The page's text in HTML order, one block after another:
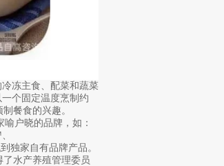
冻主食、配菜和蔬菜
个固定温度烹制约
餐食的兴趣。
户晓的品牌，如：
独家自有品牌产品。
了水产养殖管理委员